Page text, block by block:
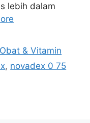
lebih dalam
Obat & Vitamin
, novadex 0 75